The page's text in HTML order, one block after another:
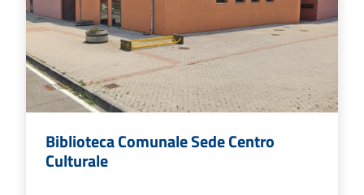
Biblioteca Comunale Sede Centro
Culturale